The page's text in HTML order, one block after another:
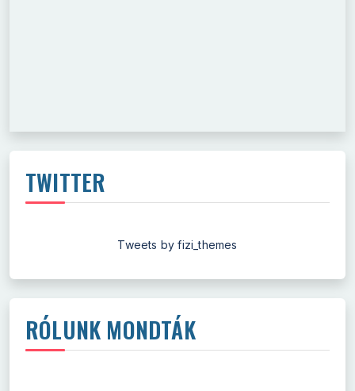
TWITTER
Tweets by fizi_themes
RÓLUNK MONDTÁK